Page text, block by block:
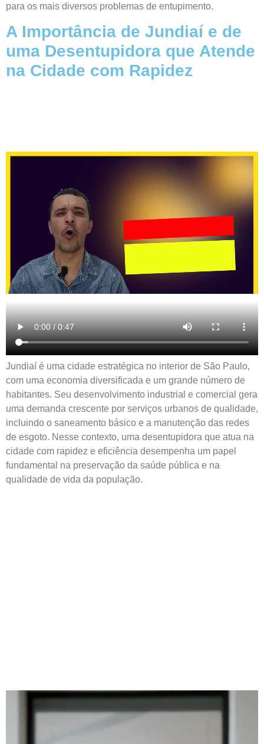
para os mais diversos problemas de entupimento.
A Importância de Jundiaí e de
uma Desentupidora que Atende
na Cidade com Rapidez
Jundiaí é uma cidade estratégica no interior de São Paulo,
com uma economia diversificada e um grande número de
habitantes. Seu desenvolvimento industrial e comercial gera
uma demanda crescente por serviços urbanos de qualidade,
incluindo o saneamento básico e a manutenção das redes
de esgoto. Nesse contexto, uma desentupidora que atua na
cidade com rapidez e eficiência desempenha um papel
fundamental na preservação da saúde pública e na
qualidade de vida da população.